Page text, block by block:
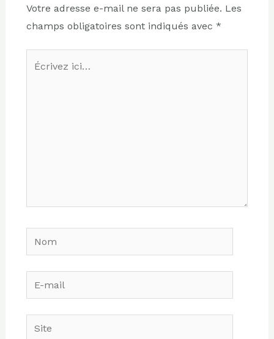
Votre adresse e-mail ne sera pas publiée. Les
champs obligatoires sont indiqués avec *
Nom
E-
mail
Site